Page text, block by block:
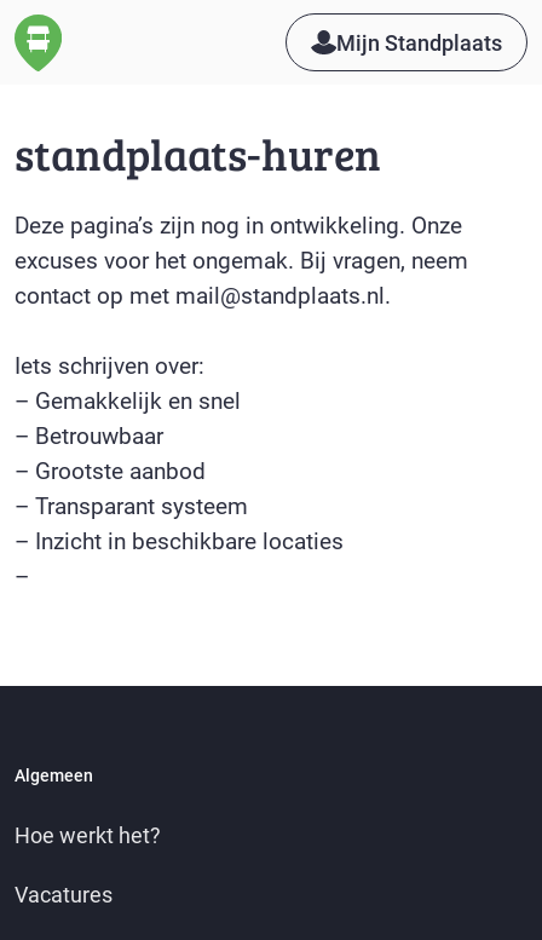
Mijn Standplaats
standplaats-huren
Deze pagina’s zijn nog in ontwikkeling. Onze
excuses voor het ongemak. Bij vragen, neem
contact op met mail@standplaats.nl.
Iets schrijven over:
– Gemakkelijk en snel
– Betrouwbaar
– Grootste aanbod
– Transparant systeem
– Inzicht in beschikbare locaties
–
Algemeen
Hoe werkt het?
Vacatures